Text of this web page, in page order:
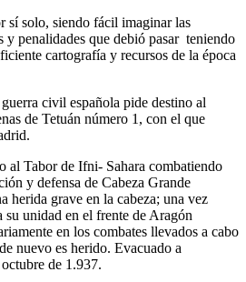
sí solo, siendo fácil imaginar las
y penalidades que debió pasar teniendo
cartografía y recursos de la época
civil española pide destino al
de Tetuán número 1, con el que
al Tabor de Ifni- Sahara combatiendo
y defensa de Cabeza Grande
herida grave en la cabeza; una vez
su unidad en el frente de Aragón
en los combates llevados a cabo
nuevo es herido. Evacuado a
de 1.937.